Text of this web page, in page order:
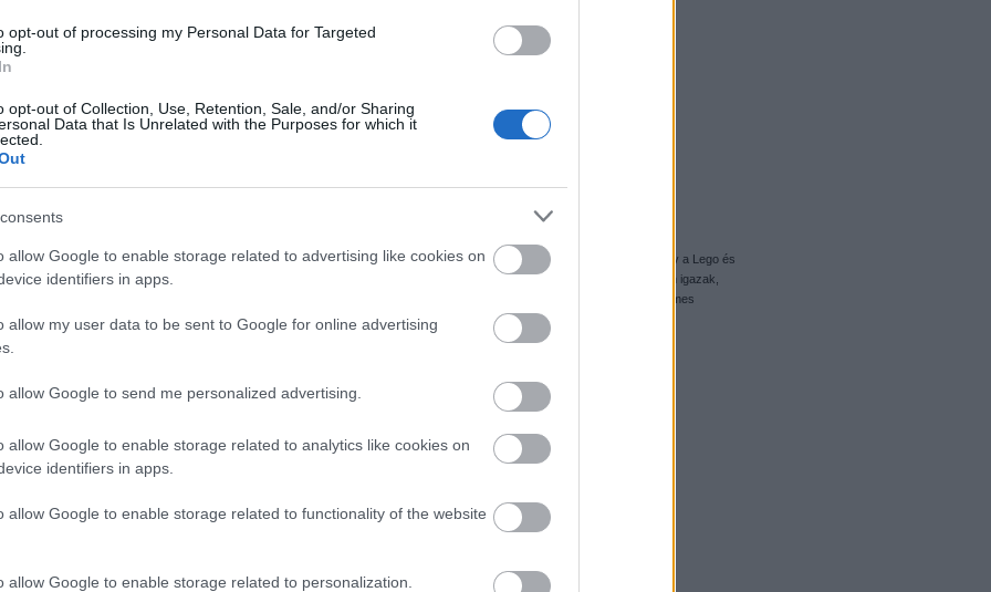
opt-out of processing my Personal Data for Targeted
opt-out of Collection, Use, Retention, Sale, and/or Sharing
Data that Is Unrelated with the Purposes for which it
allow Google to enable storage related to advertising like cookies on
identifiers in apps.
allow my user data to be sent to Google for online advertising
allow Google to send me personalized advertising.
allow Google to enable storage related to analytics like cookies on
identifiers in apps.
allow Google to enable storage related to functionality of the website
allow Google to enable storage related to personalization.
árak
a piaci
most ilyen
inkább
és
Címkék:apple humor lego április 1 thinkgeek playmobil 713 avenue
Mivel ez a blog is két csodaszép Mac-en készül, nem tudom nem megtenni, hogy a Lego és
a Macintosh közös új projectjét ne mutassam be:Természetesen a fent írtak nem igazak,
nincs szó ilyen együttműködésről, de a gizmodo posztját már csak azért is érdemes
megnézni, mert…
Címkék:mac apple design macintosh lego lego apple